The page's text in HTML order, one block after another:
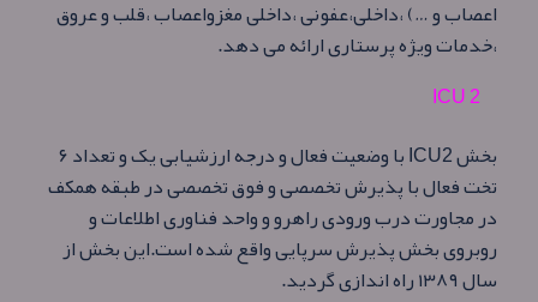
اعصاب و …) ،داخلی،عفونی ،داخلی مغزواعصاب ،قلب و عروق
،خدمات ویژه پرستاری ارائه می دهد.
ICU 2
بخشICU2
با وضعیت فعال و درجه ارزشیابی یک و تعداد ۶
تخت فعال با پذیرش تخصصی و فوق تخصصی در طبقه همکف
در مجاورت درب ورودی راهرو و واحد فناوری اطلاعات و
روبروی بخش پذیرش سرپایی واقع شده است.این بخش از
سال ۱۳۸۹ راه اندازی گردید.